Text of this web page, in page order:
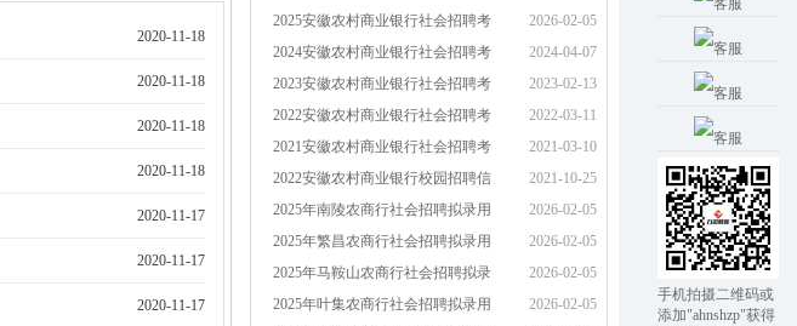
2025安徽农村商业银行社会招聘考
2026-02-05
2024安徽农村商业银行社会招聘考
2024-04-07
2023安徽农村商业银行社会招聘考
2023-02-13
2022安徽农村商业银行社会招聘考
2022-03-11
2021安徽农村商业银行社会招聘考
2021-03-10
2022安徽农村商业银行校园招聘信
2021-10-25
2025年南陵农商行社会招聘拟录用
2026-02-05
2025年繁昌农商行社会招聘拟录用
2026-02-05
2025年马鞍山农商行社会招聘拟录
2026-02-05
2025年叶集农商行社会招聘拟录用
2026-02-05
2020-11-18
2020-11-18
2020-11-18
2020-11-18
2020-11-17
2020-11-17
2020-11-17
手机拍摄二维码或
添加"ahnshzp"获得